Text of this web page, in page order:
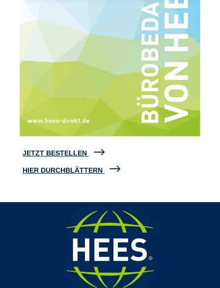
JETZT BESTELLEN
HIER DURCHBLÄTTERN